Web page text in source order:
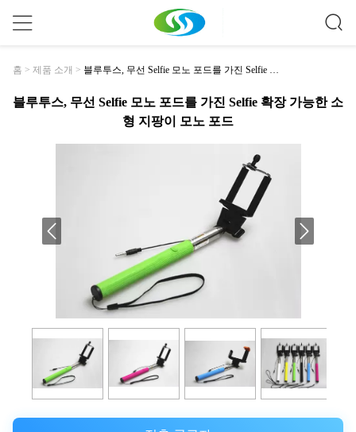
홈 > 제품 소개 > 블루투스, 무선 Selfie 모노 포드를 가진 Selfie 확
블루투스, 무선 Selfie 모노 포드를 가진 Selfie 확장 가능한 소
형 지팡이 모노 포드